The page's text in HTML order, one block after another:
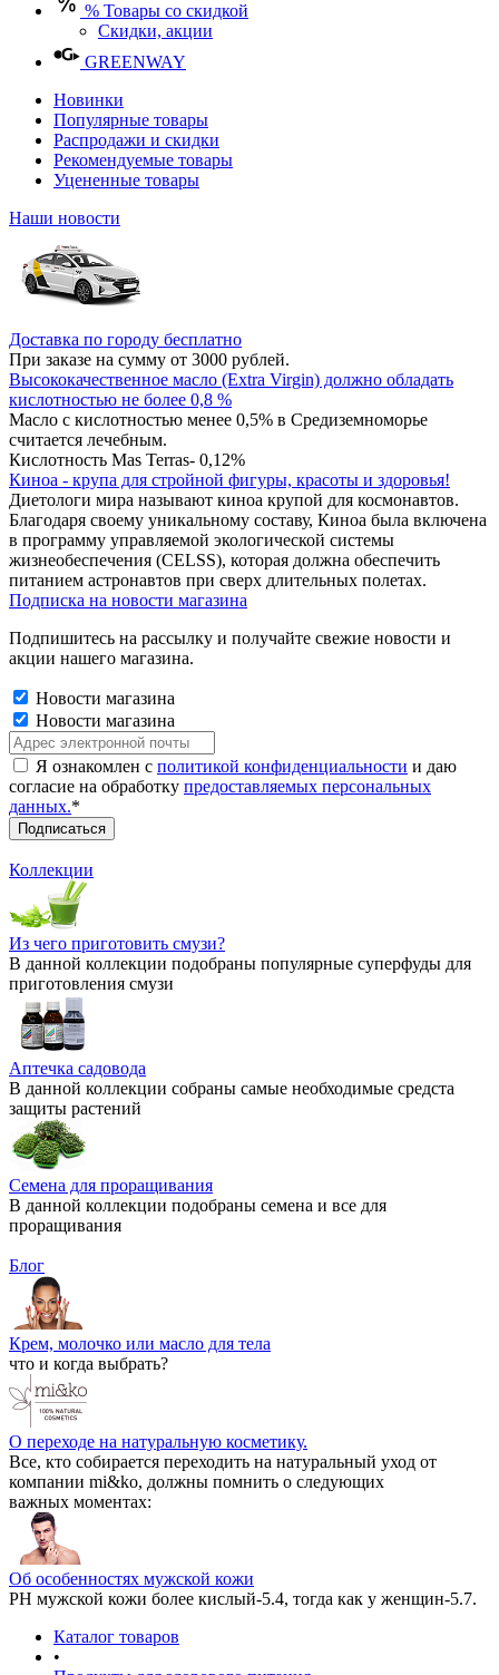
% Товары со скидкой
Скидки, акции
GREENWAY
Новинки
Популярные товары
Распродажи и скидки
Рекомендуемые товары
Уцененные товары
Наши новости
Доставка по городу бесплатно
При заказе на сумму от 3000 рублей.
Высококачественное масло (Extra Virgin) должно обладать
кислотностью не более 0,8 %
Масло с кислотностью менее 0,5% в Средиземноморье
считается лечебным.
Кислотность Mas Terras- 0,12%
Киноа - крупа для стройной фигуры, красоты и здоровья!
Диетологи мира называют киноа крупой для космонавтов.
Благодаря своему уникальному составу, Киноа была включена
в программу управляемой экологической системы
жизнеобеспечения (CELSS), которая должна обеспечить
питанием астронавтов при сверх длительных полетах.
Подписка на новости магазина
Подпишитесь на рассылку и получайте свежие новости и
акции нашего магазина.
Новости магазина
Новости магазина
Я ознакомлен с политикой конфиденциальности и даю
согласие на обработку предоставляемых персональных
данных.*
Коллекции
Из чего приготовить смузи?
В данной коллекции подобраны популярные суперфуды для
приготовления смузи
Аптечка садовода
В данной коллекции собраны самые необходимые средста
защиты растений
Семена для проращивания
В данной коллекции подобраны семена и все для
проращивания
Блог
Крем, молочко или масло для тела
что и когда выбрать?
О переходе на натуральную косметику.
Все, кто собирается переходить на натуральный уход от
компании mi&ko, должны помнить о следующих
важных моментах:
Об особенностях мужской кожи
РН мужской кожи более кислый-5.4, тогда как у женщин-5.7.
Каталог товаров
•